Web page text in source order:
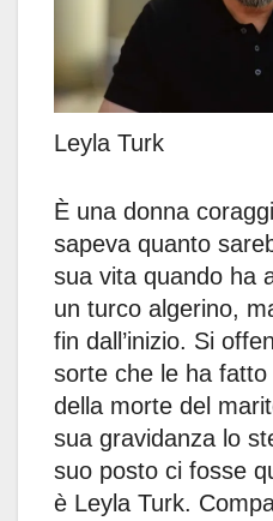
Leyla Turk
È una donna
sapeva quanto
sua vita quando ha
un turco algerino,
fin dall’inizio. Si
sorte che le ha
della morte del
sua gravidanza lo
suo posto ci fosse
è Leyla Turk.